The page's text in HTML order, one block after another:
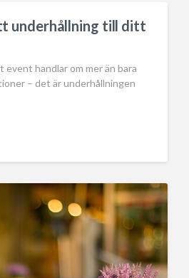
underhållning till ditt
handlar om mer än bara
– det är underhållningen